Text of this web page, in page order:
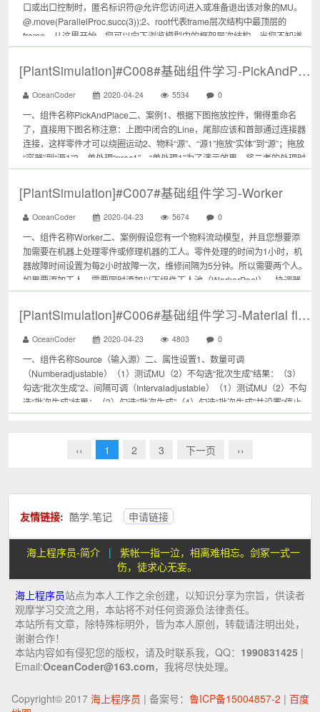
口或出口控制时，匿名标识符@允许您访问进入或准备退出该对象的MU。
@.move(ParallelProc.succ(3));2、root代表frame层次结构中最顶层的
frame。从这里开始，您可以向下浏览模型中的框架层次结构。当您不知道
根frame的名称时，这个标识符特别有用。...
[PlantSimulation]#C008#基础组件学习-PickAndPlace
OceanCoder 2020-04-24 5534 0
一、组件名称PickAndPlace二、案例1、根据下图拖放控件，懒得重命名
了，直接用下图名称注意：上图中闭合的Line，尾部应该和首部通过连接器
连接，这样零件才可以绕圈运动2、物料“源”、“源1”拖放“实体”到“源”；拖放
“容器”到“源1”3、单处理“proc1”、“单处理1”为了演示效果，将二者的处理时
间修改为4秒4、线“line”可在线上指定...
[PlantSimulation]#C007#基础组件学习-Worker
OceanCoder 2020-04-23 5674 0
一、组件名称Worker二、案例假设您有一个物料流动模型，并且您想要添
加需要在机器上处理零件或修理机器的工人。零件处理的时间为1小时，机
器故障时间设置为每2小时故障一次，维修间隔为5分钟。所以需要两个人。
如果要添加工人，需要同时添加以下组件工人池（WorkerPool）、协调器
（Broker）、工作区（WorkPlace）三、建模步骤1、按照下图拖...
[PlantSimulation]#C006#基础组件学习-Material flow-Source
OceanCoder 2020-04-23 4803 0
一、组件名称Source（输入源）二、属性设置1、数量可调
（Numberadjustable）（1）测试MU（2）不勾选“批次生成”结果：（3）
勾选“批次生成”2、间隔可调（Intervaladjustable）（1）测试MU（2）不勾
选“批次生成”结果：（3）勾选“批次生成”（4）勾选“批次生成”并设置“停止
时间”3、随机MUs（Random...
‹‹ 1 2 3 下一页 ››
友情链接: 酷学.笔记 申请链接
海上程序员-简介 |
紫帐一指一泣，相离难相忘。剑冢一式一
伤，徒求心无妄。
海上程序员站点为本人工作之余创建，以知识分享为宗旨，供读者
观摩学习交流之用，本站将不对任何资源负法律责任。
本站所有文章，除特殊标明外，皆为本人原创，转载请注明出处，
谢谢合作！
本站内容如有侵犯您的版权，请及时联系我，QQ： 1990831425 |
Email:OceanCoder@163.com，我将尽快处理。
Copyright© 2017海上程序员 | 备案号：鲁ICP备15004857-2 |百度